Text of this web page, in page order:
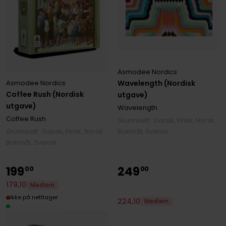
Coffee Rush (Nordisk
utgave)
Asmodee Nordics
Coffee Rush
Wavelength (Nordisk
utgave)
Asmodee Nordics
Wavelength
19900
179,10
Medlem
Ikke på nettlager
24900
224,10 Medlem